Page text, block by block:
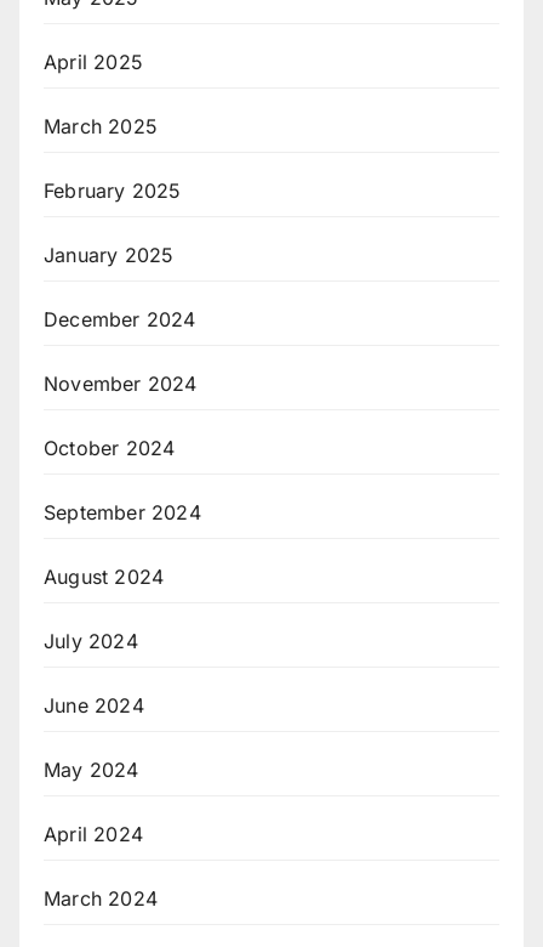
April 2025
March 2025
February 2025
January 2025
December 2024
November 2024
October 2024
September 2024
August 2024
July 2024
June 2024
May 2024
April 2024
March 2024